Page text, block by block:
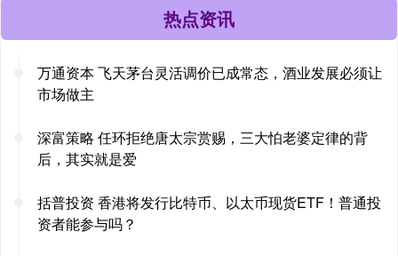
热点资讯
万通资本 飞天茅台灵活调价已成常态，酒业发展必须让
市场做主
深富策略 任环拒绝唐太宗赏赐，三大怕老婆定律的背
后，其实就是爱
括普投资 香港将发行比特币、以太币现货ETF！普通投
资者能参与吗？